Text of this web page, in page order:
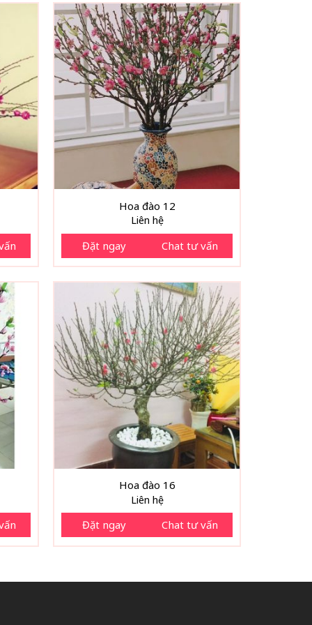
Hoa đào 12
Liên hệ
Đặt ngay Chat tư vấn
Hoa đào 16
Liên hệ
Đặt ngay Chat tư vấn